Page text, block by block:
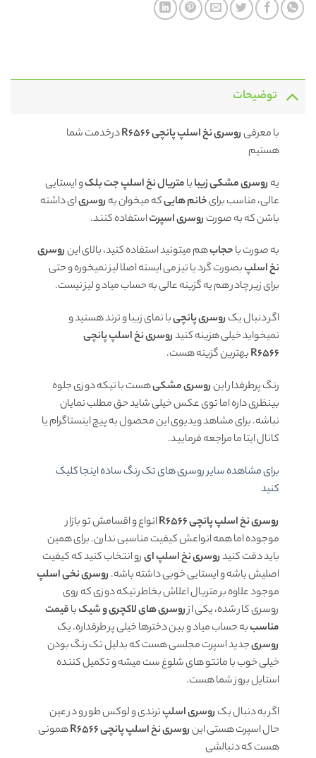
توضیحات
با معرفیروسری نخ اسلپ پانچی R6566
درخدمت شما
هستیم
یه روسری مشکی زیبابامتریال نخ اسلپ جت بلکو ایستایی
عالی، مناسب برایخانم هاییکه میخوان یه روسریای داشته
باشن که به صورت روسری اسپرتاستفاده کنند.
به صورت باحجابهم میتونید استفاده کنید، بالای اینروسری
نخ اسلپبصورت گرد یا تیز می ایسته اصلا لیز نمیخوره و حتی
برای زیر چادر هم یه گزینه عالی به حساب میاد و لیز نیست.
اگر دنبال یک روسری پانچیبا نمای زیبا و ترند هستید و
نمیخواید خیلی هزینه کنیدروسری نخ اسلپ پانچی
R6566بهترین گزینه هست.
رنگ پرطرفدار اینروسری مشکیهست با تیکه دوزی جلوه
بینظری داره اما توی عکس خیلی شاید حق مطلب نمایان
نباشه. برای مشاهد ویدیوی این محصول به پیج اینستاگرام یا
کانال ایتا ما مراجعه فرمایید.
برای مشاهده سایر روسری های تک رنگ ساده اینجا کلیک
کنید
روسری نخ اسلپ پانچی R6566
انواع و اقسامش تو بازار
موجوده اما همه انواعش کیفیت مناسبی ندارن. برای همین
باید دقت کنیدروسری نخ اسلپ ایرو انتخاب کنید که کیفیت
اصلیش باشه و ایستایی خوبی داشته باشه. روسری نخی اسلپ
موجود علاوه بر متریال اعلاش بخاطر تیکه دوزی که روی
روسری کار شده، یکی ازروسری های لاکچری و شیکباقیمت
مناسببه حساب میاد و بین دخترها خیلی پر طرفداره. یک
روسریجدید اسپرت مجلسی هست که بدلیل تک رنگ بودن
خیلی خوب با مانتو های شلوغ ست میشه و تکمیل کننده
استایل بروز شما هست.
اگر به دنبال یک روسری اسلپترندی و لوکس طور و در عین
حال اسپرت هستی اینروسری نخ اسلپ پانچی R6566
همونی
هست که دنبالشی